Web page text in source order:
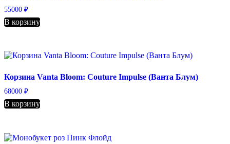
55000 ₽
В корзину
Корзина Vanta Bloom: Couture Impulse (Ванта Блум)
68000 ₽
В корзину